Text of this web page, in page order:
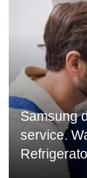
Samsung
service.